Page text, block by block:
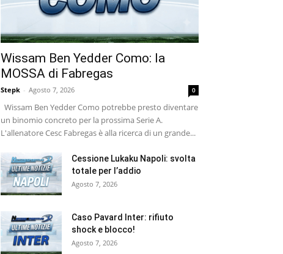
Wissam Ben Yedder Como: la
MOSSA di Fabregas
Stepk - Agosto 7, 2026 0
Wissam Ben Yedder Como potrebbe presto diventare
un binomio concreto per la prossima Serie A.
L'allenatore Cesc Fabregas è alla ricerca di un grande...
Cessione Lukaku Napoli: svolta
totale per l’addio
Agosto 7, 2026
Caso Pavard Inter: rifiuto
shock e blocco!
Agosto 7, 2026